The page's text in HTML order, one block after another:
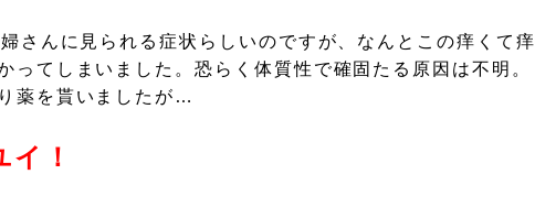
さんに見られる症状らしいのですが、なんとこの痒くて痒
ってしまいました。恐らく体質性で確固たる原因は不明。
薬を貰いましたが…
！